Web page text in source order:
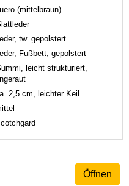
(mittelbraun)
tw. gepolstert
Fußbett, gepolstert
leicht strukturiert,
2,5 cm, leichter Keil
Öffnen